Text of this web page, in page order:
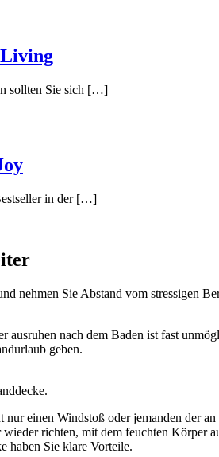
Living
sollten Sie sich […]
in der […]
nehmen Sie Abstand vom stressigen
ausruhen nach dem Baden ist fast
geben.
einen Windstoß oder jemanden der
richten, mit dem feuchten Körper
haben Sie klare Vorteile.